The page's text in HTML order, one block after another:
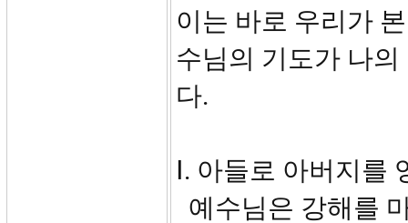
이는 바로 우리가
수님의 기도가 나
다.
Ⅰ. 아들로 아버지를
예수님은 강해를